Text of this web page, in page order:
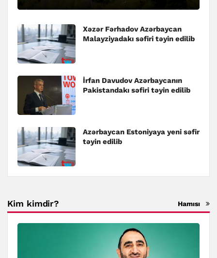
Xəzər Fərhadov Azərbaycan
Malayziyadakı səfiri təyin edilib
İrfan Davudov Azərbaycanın
Pakistandakı səfiri təyin edilib
Azərbaycan Estoniyaya yeni səfir
təyin edilib
Kim kimdir? Hamısı